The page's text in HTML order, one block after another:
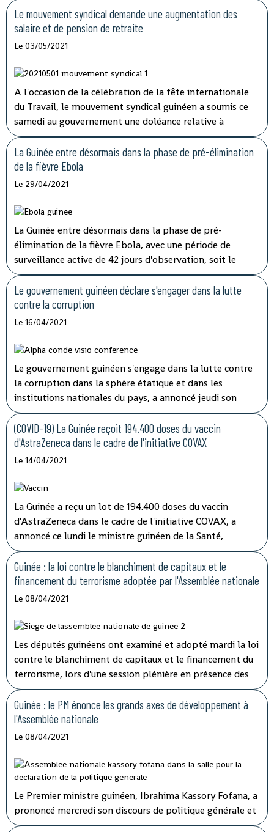
Le mouvement syndical demande une augmentation des
salaire et de pension de retraite
Le 03/05/2021
A l'occasion de la célébration de la fête internationale
du Travail, le mouvement syndical guinéen a soumis ce
samedi au gouvernement une doléance relative à
l'augmentation de salaire et de pension de retraite.
La Guinée entre désormais dans la phase de pré-élimination
de la fièvre Ebola
Le 29/04/2021
La Guinée entre désormais dans la phase de pré-
élimination de la fièvre Ebola, avec une période de
surveillance active de 42 jours d'observation, soit le
double de la période d'incubation du virus, a indiqué
mardi à la télévision nationale, Sory Condé, chargé des
études au département surveillance à l'Agence nationale
de sécurité sanitaire (ANSS).
Le gouvernement guinéen déclare s'engager dans la lutte
contre la corruption
Le 16/04/2021
Le gouvernement guinéen s'engage dans la lutte contre
la corruption dans la sphère étatique et dans les
institutions nationales du pays, a annoncé jeudi son
porte-parole, Aboubacar Sylla.Lors de la session
ordinaire du conseil des ministres tenu par
visioconférence, le président Alpha Condé a insisté sur
''la cohérence et la complémentarité qui doivent
les opérations de lutte contre la corruption.
(COVID-19) La Guinée reçoit 194.400 doses du vaccin
d'AstraZeneca dans le cadre de l'initiative COVAX
Le 14/04/2021
La Guinée a reçu un lot de 194.400 doses du vaccin
d'AstraZeneca dans le cadre de l'initiative COVAX, a
annoncé ce lundi le ministre guinéen de la Santé,
médécin général Rémy Lamah à la radio nationale.
Guinée : la loi contre le blanchiment de capitaux et le
financement du terrorisme adoptée par l'Assemblée nationale
Le 08/04/2021
Les députés guinéens ont examiné et adopté mardi la loi
contre le blanchiment de capitaux et le financement du
terrorisme, lors d'une session plénière en présence des
membres du gouvernement.
Guinée : le PM énonce les grands axes de développement à
l'Assemblée nationale
Le 08/04/2021
Le Premier ministre guinéen, Ibrahima Kassory Fofana, a
prononcé mercredi son discours de politique générale et
d'orientation devant les 108 députés présents sur les 114